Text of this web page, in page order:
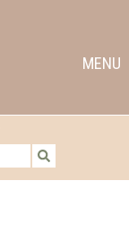
MENU